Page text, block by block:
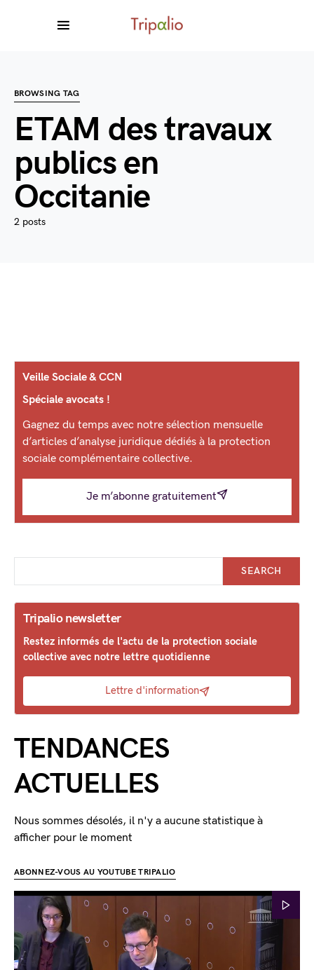
BROWSING TAG
ETAM des travaux
publics en
Occitanie
2 posts
Veille Sociale & CCN
Spéciale avocats !
Gagnez du temps avec notre sélection mensuelle
d’articles d’analyse juridique dédiés à la protection
sociale complémentaire collective.
Je m’abonne gratuitement
SEARCH
Tripalio newsletter
Restez informés de l'actu de la protection sociale
collective avec notre lettre quotidienne
Lettre d'information
TENDANCES
ACTUELLES
Nous sommes désolés, il n'y a aucune statistique à
afficher pour le moment
ABONNEZ-VOUS AU YOUTUBE TRIPALIO